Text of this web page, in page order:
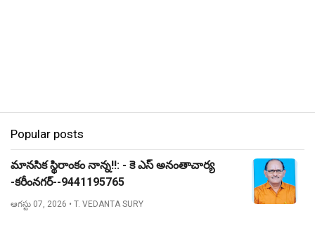
Popular posts
మానసిక స్థిరాంకం నాన్న!!: - కె ఎస్ అనంతాచార్య
-కరీంనగర్--9441195765
ఆగస్టు 07, 2026 • T. VEDANTA SURY